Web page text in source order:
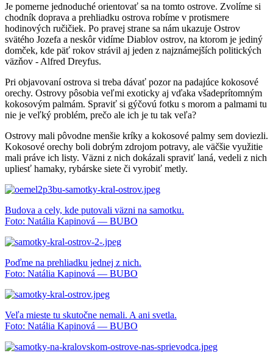
Je pomerne jednoduché orientovať sa na tomto ostrove. Zvolíme si
chodník doprava a prehliadku ostrova robíme v protismere
hodinových ručičiek. Po pravej strane sa nám ukazuje Ostrov
svätého Jozefa a neskôr vidíme Diablov ostrov, na ktorom je jediný
domček, kde päť rokov strávil aj jeden z najznámejších politických
väzňov - Alfred Dreyfus.
Pri objavovaní ostrova si treba dávať pozor na padajúce kokosové
orechy. Ostrovy pôsobia veľmi exoticky aj vďaka všadeprítomným
kokosovým palmám. Spraviť si gýčovú fotku s morom a palmami tu
nie je veľký problém, prečo ale ich je tu tak veľa?
Ostrovy mali pôvodne menšie kríky a kokosové palmy sem doviezli.
Kokosové orechy boli dobrým zdrojom potravy, ale väčšie využitie
mali práve ich listy. Väzni z nich dokázali spraviť laná, vedeli z nich
upliesť hamaky, rybárske siete či vyrobiť metly.
Budova a cely, kde putovali väzni na samotku.
Foto: Natália Kapinová — BUBO
Poďme na prehliadku jednej z nich.
Foto: Natália Kapinová — BUBO
Veľa mieste tu skutočne nemali. A ani svetla.
Foto: Natália Kapinová — BUBO